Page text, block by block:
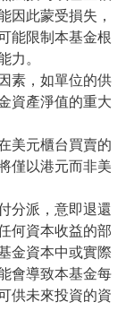
因此蒙受損失，
能限制本基金根
。
素，如單位的供
資產淨值的重大
美元櫃台買賣的
僅以港元而非美
分派，意即退還
何資本收益的部
金資本中或實際
會導致本基金每
供未來投資的資